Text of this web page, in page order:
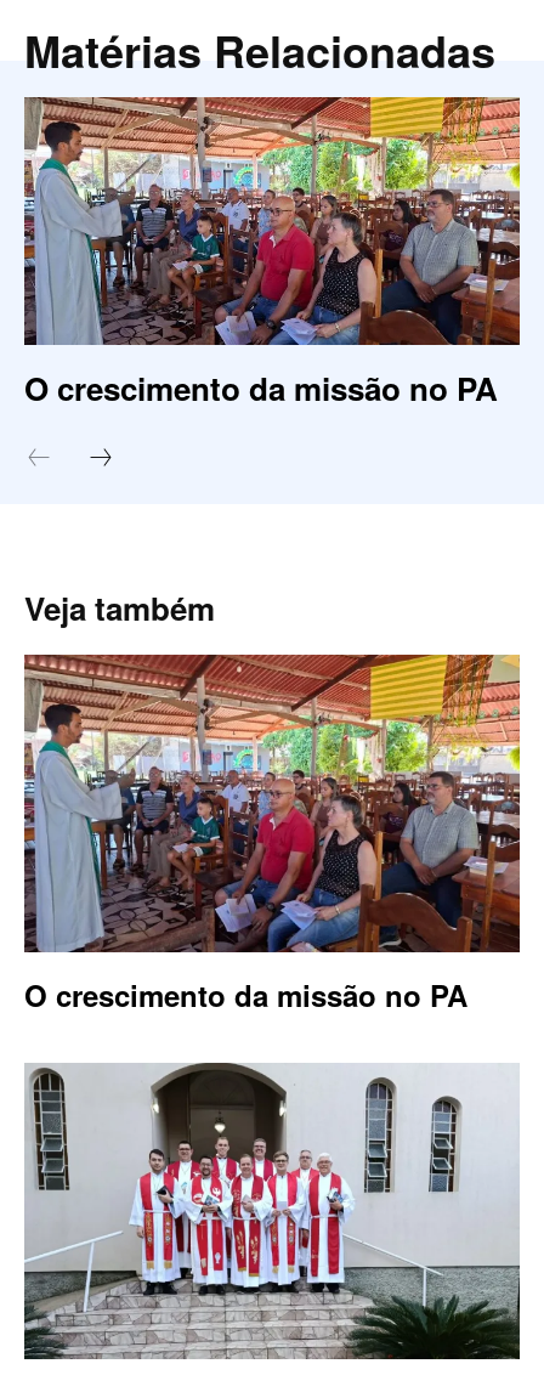
Matérias Relacionadas
O crescimento da missão no PA
Veja também
O crescimento da missão no PA